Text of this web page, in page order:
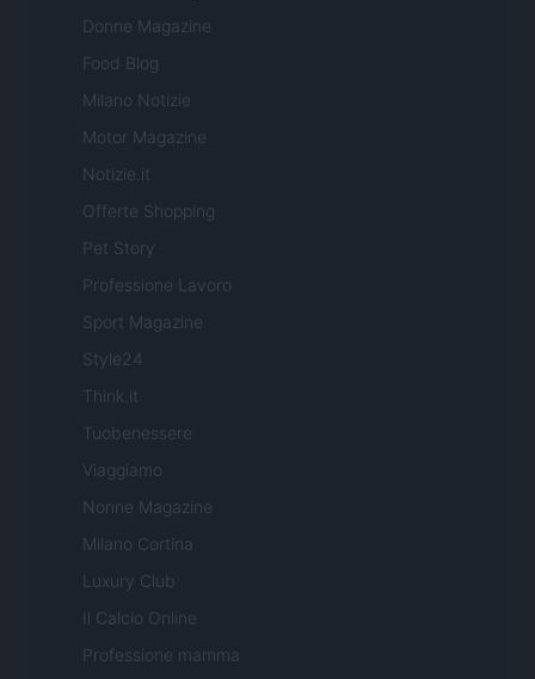
Donne Magazine
Food Blog
Milano Notizie
Motor Magazine
Notizie.it
Offerte Shopping
Pet Story
Professione Lavoro
Sport Magazine
Style24
Think.it
Tuobenessere
Viaggiamo
Nonne Magazine
Milano Cortina
Luxury Club
Il Calcio Online
Professione mamma